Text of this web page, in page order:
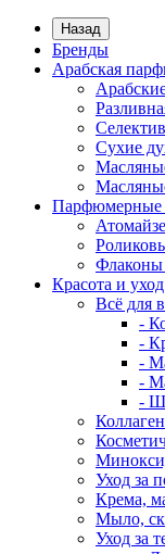
Назад
Бренды
Арабская
Сухие
Парфюмерные
Флаконы
Красота и уход
Всё для
-
-
-
-
-
Коллаген
Уход за
Крема,
Мыло,
Уход за